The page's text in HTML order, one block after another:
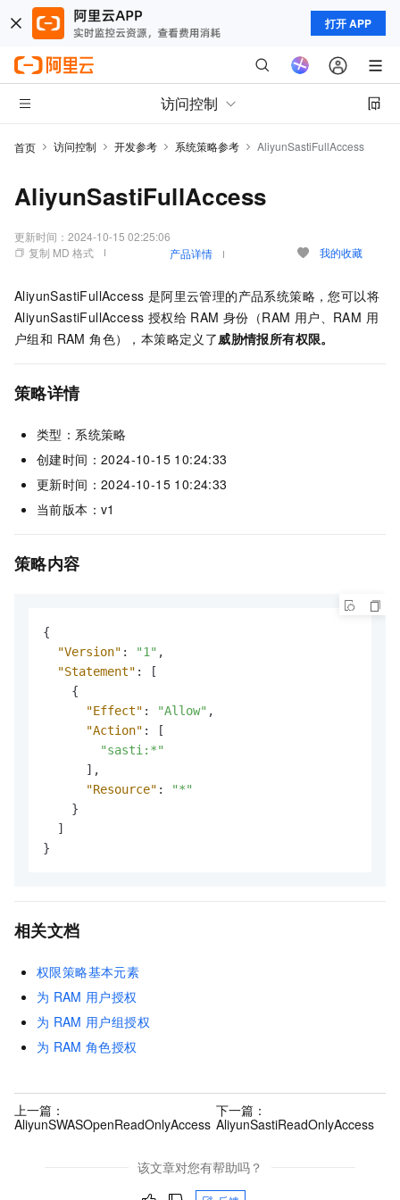
打开 APP
访问控制
首页 访问控制 开发参考 系统策略参考 AliyunSastiFullAccess
AliyunSastiFullAccess
更新时间： 2024-10-15 02:25:06
复制 MD 格式
产品详情 我的收藏
AliyunSastiFullAccess 是阿里云管理的产品系统策略，您可以将
AliyunSastiFullAccess 授权给 RAM 身份（RAM 用户、RAM 用
户组和 RAM 角色），本策略定义了威胁情报所有权限。
策略详情
类型：系统策略
创建时间：2024-10-15 10:24:33
更新时间：2024-10-15 10:24:33
当前版本：v1
策略内容
{
"Version" : "1" ,
"Statement" :
[
{
"Effect" : "Allow" ,
"Action" :
[
"sasti:*"
] ,
"Resource" :
"*"
}
]
}
相关文档
权限策略基本元素
为 RAM 用户授权
为 RAM 用户组授权
为 RAM 角色授权
上一篇：
AliyunSWASOpenReadOnlyAccess
下一篇：
AliyunSastiReadOnlyAccess
该文章对您有帮助吗？